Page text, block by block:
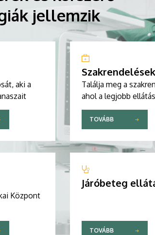
jellemzik
aki a
Szakrendelések
Találja meg a
ahol a legjobb
TOVÁBB
Központ
Járóbeteg
TOVÁBB